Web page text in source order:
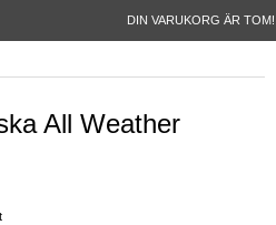
DIN VARUKORG ÄR TOM!
All Weather